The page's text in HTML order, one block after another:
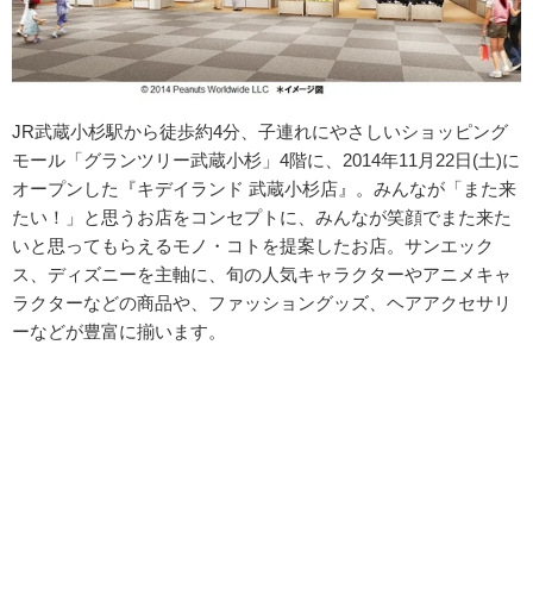
JR武蔵小杉駅から徒歩約4分、子連れにやさしいショッピング
モール「グランツリー武蔵小杉」4階に、2014年11月22日(土)に
オープンした『キデイランド 武蔵小杉店』。みんなが「また来
たい！」と思うお店をコンセプトに、みんなが笑顔でまた来た
いと思ってもらえるモノ・コトを提案したお店。サンエック
ス、ディズニーを主軸に、旬の人気キャラクターやアニメキャ
ラクターなどの商品や、ファッショングッズ、ヘアアクセサリ
ーなどが豊富に揃います。